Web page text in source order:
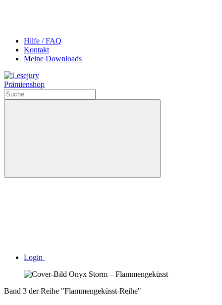
Hilfe / FAQ
Kontakt
Meine Downloads
Prämienshop
Login
Band 3 der Reihe "Flammengeküsst-Reihe"